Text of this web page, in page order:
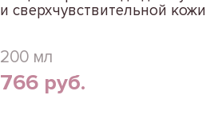
и сверхчувствительной кожи
200 мл
766 руб.